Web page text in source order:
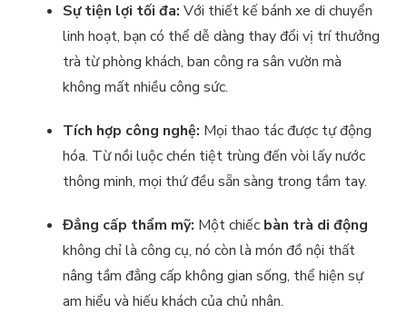
Sự tiện lợi tối đa: Với thiết kế bánh xe di chuyển
linh hoạt, bạn có thể dễ dàng thay đổi vị trí thưởng
trà từ phòng khách, ban công ra sân vườn mà
không mất nhiều công sức.
Tích hợp công nghệ: Mọi thao tác được tự động
hóa. Từ nồi luộc chén tiệt trùng đến vòi lấy nước
thông minh, mọi thứ đều sẵn sàng trong tầm tay.
Đẳng cấp thẩm mỹ: Một chiếc bàn trà di động
không chỉ là công cụ, nó còn là món đồ nội thất
nâng tầm đẳng cấp không gian sống, thể hiện sự
am hiểu và hiếu khách của chủ nhân.